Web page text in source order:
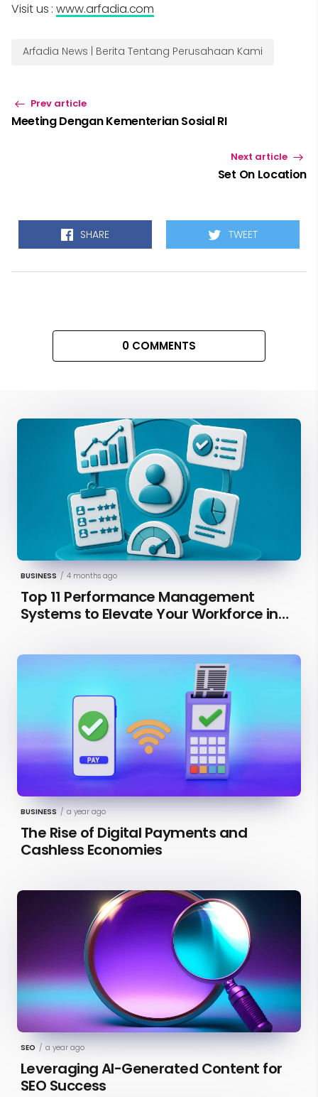
Visit us :www.arfadia.com
Arfadia News | Berita Tentang Perusahaan Kami
Prev article
Meeting Dengan Kementerian Sosial RI
Next article
Set On Location
SHARE TWEET
0 COMMENTS
BUSINESS / 4 months ago
Top 11 Performance Management
Systems to Elevate Your Workforce in
BUSINESS / a year ago
The Rise of Digital Payments and
Cashless Economies
SEO / a year ago
Leveraging AI-Generated Content for
SEO Success